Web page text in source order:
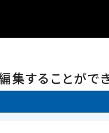
することができ